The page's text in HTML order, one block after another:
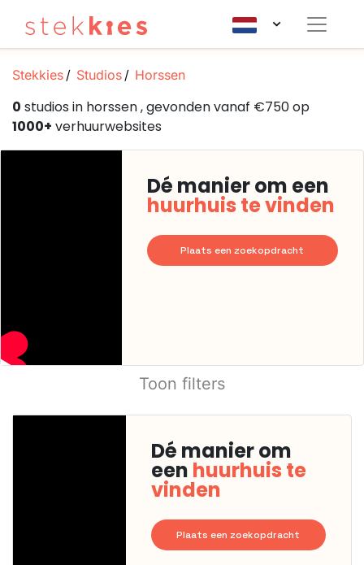
Stekkies Studios Horssen
0 studios in horssen , gevonden vanaf €750 op
1000+ verhuurwebsites
Dé manier om een
huurhuis te vinden
Plaats een zoekopdracht
Toon filters
Dé manier om
een huurhuis te
vinden
Plaats een zoekopdracht